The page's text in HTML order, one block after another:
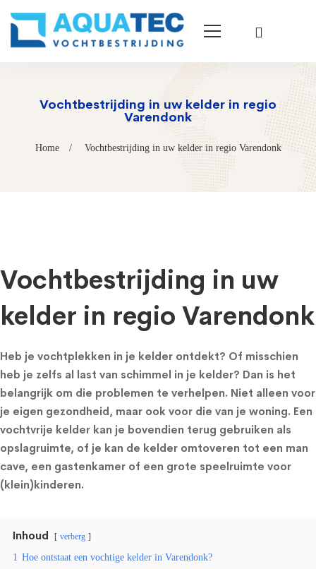
Vochtbestrijding in uw kelder in regio
Varendonk
Home Vochtbestrijding in uw kelder in regio Varendonk
Vochtbestrijding in uw
kelder in regio Varendonk
Heb je vochtplekken in je kelder ontdekt? Of misschien
heb je zelfs al last van schimmel in je kelder? Dan is het
belangrijk om die problemen te verhelpen. Niet alleen voor
je eigen gezondheid, maar ook voor die van je woning. Een
vochtvrije kelder kan je bovendien terug gebruiken als
opslagruimte, of je kan de kelder omtoveren tot een man
cave, een gastenkamer of een grote speelruimte voor
(klein)kinderen.
Inhoud verberg
1 Hoe ontstaat een vochtige kelder in Varendonk?